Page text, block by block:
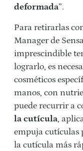
deformada”.
Para retirarlas
Manager de
imprescindible
lograrlo, es
cosméticos
manos, con
puede recurrir a
la cutícula,
empuja cutículas
la cutícula más